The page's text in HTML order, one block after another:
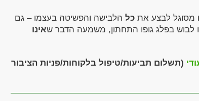
לבצע אתכל הלבישה והפשיטה בעצמו – גם
לבוש בפלג גופו התחתון, משמעה הדבר שאינו
(תשלום תביעות/טיפול בלקוחות/פניות הציבור